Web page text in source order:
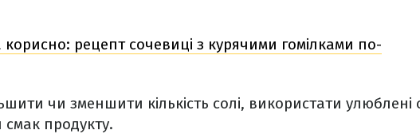
рецепт сочевиці з курячими гомілками по-
чи зменшити кількість солі, використати улюблені
продукту.